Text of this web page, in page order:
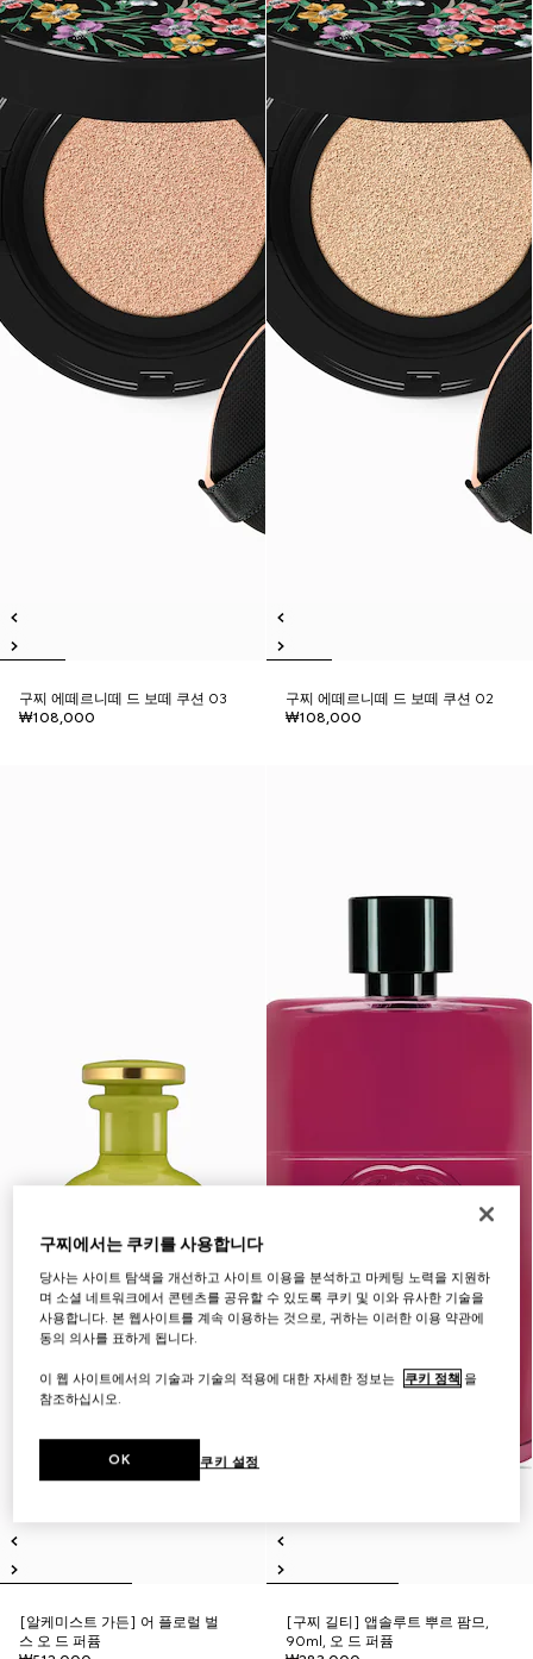
구찌 에떼르니떼 드 보떼 쿠션 03
₩108,000
구찌 에떼르니떼 드 보떼 쿠션 02
₩108,000
[알케미스트 가든] 어 플로럴 벌
스 오 드 퍼퓸
[구찌 길티] 앱솔루트 뿌르 팜므,
90ml, 오 드 퍼퓸
구찌에서는 쿠키를 사용합니다
당사는 사이트 탐색을 개선하고 사이트 이용을 분석하고 마케팅 노력을 지원하
며 소셜 네트워크에서 콘텐츠를 공유할 수 있도록 쿠키 및 이와 유사한 기술을
사용합니다. 본 웹사이트를 계속 이용하는 것으로, 귀하는 이러한 이용 약관에
동의 의사를 표하게 됩니다.
이 웹 사이트에서의 기술과 기술의 적용에 대한 자세한 정보는 쿠키 정책 을
참조하십시오.
쿠키 설정
OK